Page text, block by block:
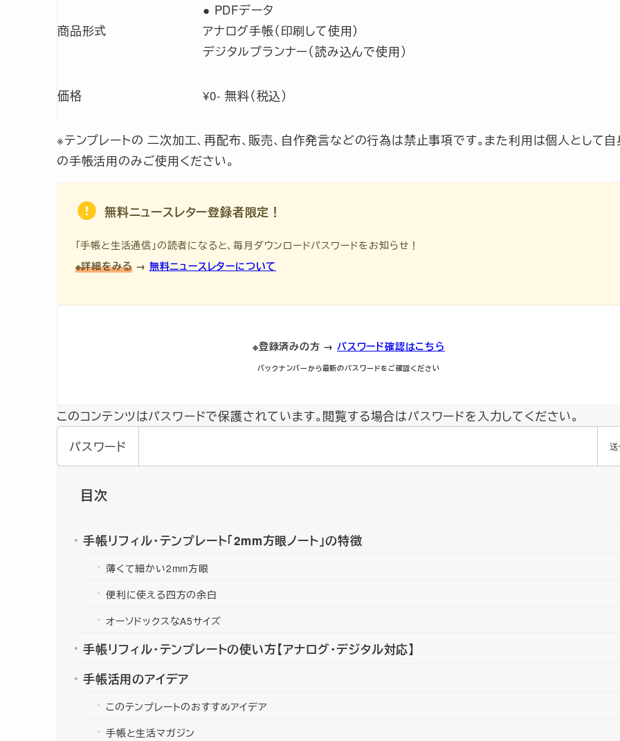
商品形式
● PDFデータ
アナログ手帳（印刷して使用）
デジタルプランナー（読み込んで使用）
価格 ¥0- 無料（税込）
※テンプレートの 二次加工、再配布、販売、自作発言などの行為は禁止事項です。また利用は個人として
の手帳活用のみご使用ください。
無料ニュースレター登録者限定！
「手帳と生活通信」の読者になると、毎月ダウンロードパスワードをお知らせ！
※詳細をみる → 無料ニュースレターについて
※登録済みの方 →パスワード確認はこちら
バックナンバーから最新のパスワードをご確認ください
このコンテンツはパスワードで保護されています。閲覧する場合はパスワードを入力してください。
パスワード
目次
手帳リフィル・テンプレート「2mm方眼ノート」の特徴
薄くて細かい2mm方眼
便利に使える四方の余白
オーソドックスなA5サイズ
手帳リフィル・テンプレートの使い方【アナログ・デジタル対応】
手帳活用のアイデア
このテンプレートのおすすめアイデア
手帳と生活マガジン